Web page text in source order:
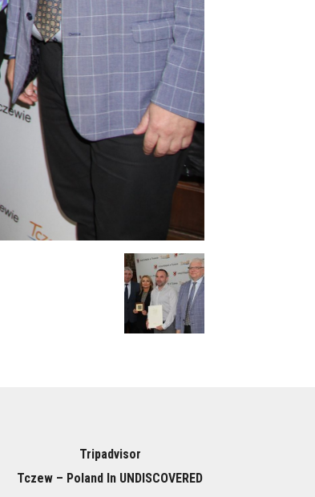
Tripadvisor
Tczew – Poland In UNDISCOVERED